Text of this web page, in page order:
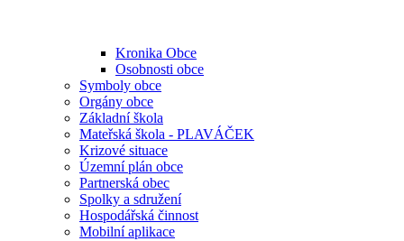
Kronika Obce
Osobnosti obce
Symboly obce
Orgány obce
Základní škola
Mateřská škola - PLAVÁČEK
Krizové situace
Územní plán obce
Partnerská obec
Spolky a sdružení
Hospodářská činnost
Mobilní aplikace